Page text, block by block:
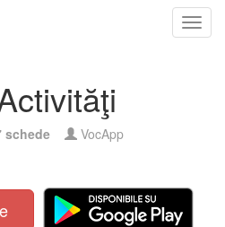
schede VocApp